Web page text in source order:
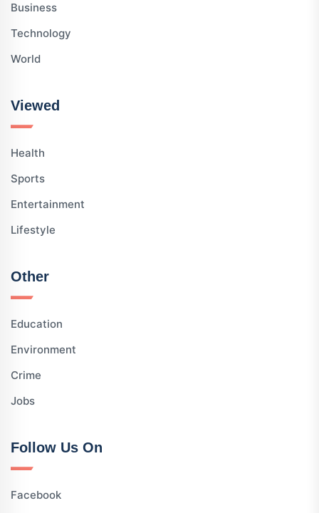
Business
Technology
World
Viewed
Health
Sports
Entertainment
Lifestyle
Other
Education
Environment
Crime
Jobs
Follow Us On
Facebook